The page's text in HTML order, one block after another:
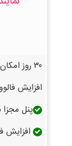
۳۰ روز امکان استفاده از پنل
افزایش فالوور ۳۶۰۰ تا ۱۳۵۰۰ برای هر
پنل مجزا
افزایش